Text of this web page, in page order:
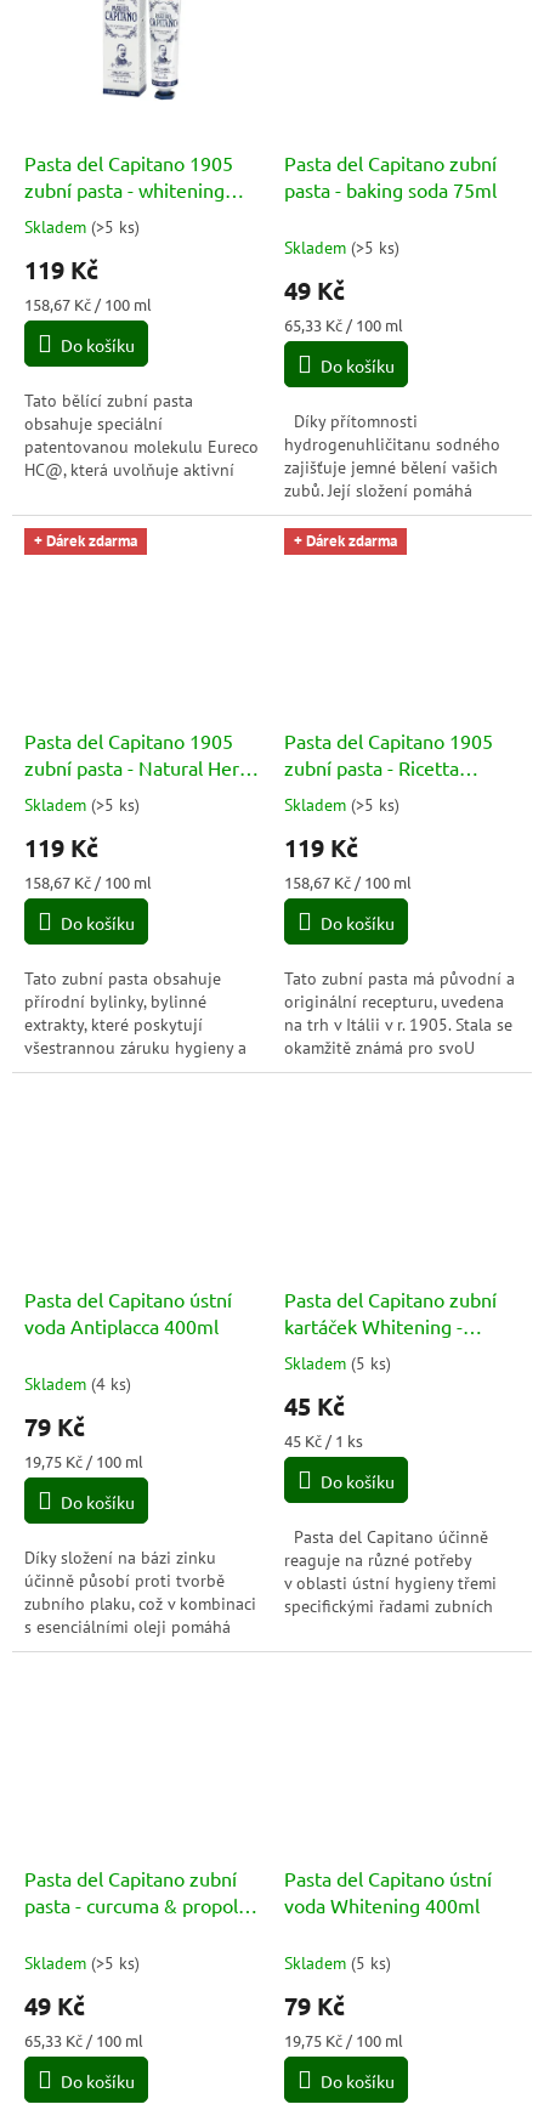
Pasta del Capitano 1905
zubní pasta - whitening
75ml
Průměrné
produktu
je
5,0
5
hvězdiček.
Skladem (>5 ks)
119 Kč
Měrná
cena:
158,67 Kč / 100 ml
Do košíku
Tato bělící zubní pasta
obsahuje speciální
patentovanou molekulu Eureco
HC@, která uvolňuje aktivní
antibakteriálním účinkem.
Odstraňuje 99 % bakteriíjiž
při...
Pasta del Capitano zubní
pasta - baking soda 75ml
Skladem (>5 ks)
49 Kč
Měrná
cena:
65,33 Kč / 100 ml
Do košíku
Díky přítomnosti
hydrogenuhličitanu sodného
zajišťuje jemné bělení vašich
zubů. Její složení pomáhá
neutralizovat bakteriální
kyseliny zubního plaku a
zajišťuje tak účinnou...
+ Dárek zdarma
Pasta del Capitano 1905
zubní pasta - Natural Herbs
75ml
Průměrné
hodnocení
produktu
je
5,0
5
hvězdiček.
Skladem (>5 ks)
119 Kč
Měrná
cena:
158,67 Kč / 100 ml
Do košíku
Tato zubní pasta obsahuje
přírodní bylinky, bylinné
extrakty, které poskytují
všestrannou záruku hygieny a
ochrany, bez parabenů,
+ Dárek zdarma
Pasta del Capitano 1905
zubní pasta - Ricetta
Originale 75ml
Průměrné
hodnocení
produktu
je
5,0
5
hvězdiček.
Skladem (>5 ks)
119 Kč
Měrná
cena:
158,67 Kč / 100 ml
Do košíku
Tato zubní pasta má původní a
originální recepturu, uvedena
na trh v Itálii v r. 1905. Stala se
okamžitě známá pro svoU
jedinečnou chUf listů karafiátů,
Pasta del Capitano ústní
voda Antiplacca 400ml
Skladem (4 ks)
79 Kč
Měrná
cena:
19,75 Kč / 100 ml
Do košíku
Díky složení na bázi zinku
účinně působí proti tvorbě
zubního plaku, což v kombinaci
s esenciálními oleji pomáhá
udržet svěží dech po dlouhou
Pasta del Capitano zubní
kartáček Whitening -
Medium
Průměrné
hodnocení
produktu
je
4,0
5
hvězdiček.
Skladem (5 ks)
45 Kč
Měrná
cena:
45 Kč / 1 ks
Do košíku
Pasta del Capitano účinně
reaguje na různé potřeby
v oblasti ústní hygieny třemi
specifickými řadami zubních
celou rodinu, Whitening, určený
Pasta del Capitano zubní
pasta - curcuma & propoli
Skladem (>5 ks)
49 Kč
Měrná
cena:
65,33 Kč / 100 ml
Do košíku
Pasta del Capitano ústní
voda Whitening 400ml
Skladem (5 ks)
79 Kč
Měrná
cena:
19,75 Kč / 100 ml
Do košíku